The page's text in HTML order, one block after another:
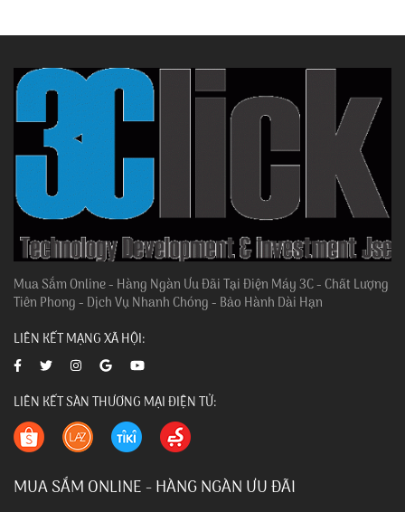
Mua Sắm Online - Hàng Ngàn Ưu Đãi Tại Điện Máy 3C - Chất Lượng
Tiên Phong - Dịch Vụ Nhanh Chóng - Bảo Hành Dài Hạn
LIÊN KẾT MẠNG XÃ HỘI:
LIÊN KẾT SÀN THƯƠNG MẠI ĐIỆN TỬ:
MUA SẮM ONLINE - HÀNG NGÀN ƯU ĐÃI